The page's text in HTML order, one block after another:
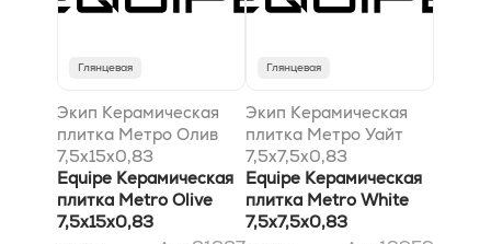
Глянцевая
Экип Керамическая
плитка Метро Олив
7,5x15x0,83
Equipe Керамическая
плитка Metro Olive
7,5x15x0,83
Глянцевая
Экип Керамическая
плитка Метро Уайт
7,5х7,5x0,83
Equipe Керамическая
плитка Metro White
7,5х7,5x0,83